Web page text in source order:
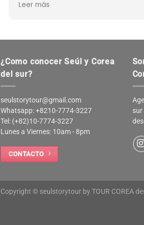
conocimiento sobre Seúl, como
armar tu propio plan que se
Leer más
¿Como conocer Seúl y Corea
del sur?
seulstorytour@gmail.com
Whatsapp: +8210-7774-3227
Tel: (+82)10-7774-3227
Lunes a Viernes: 10am - 8pm
CONTACTO
Copyright © seulstorytour by TOUR COREA